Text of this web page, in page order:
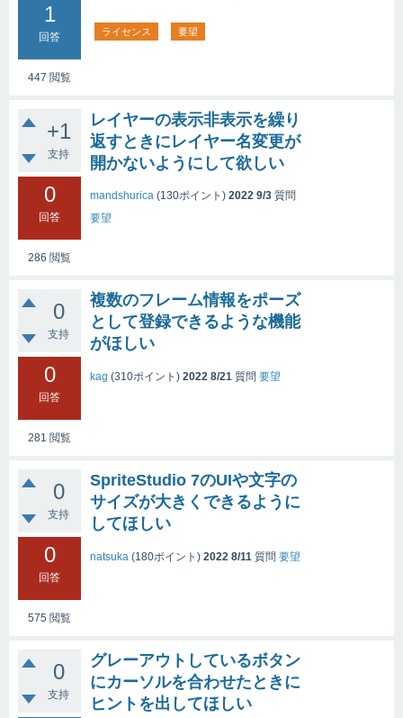
1
回答
447 閲覧
ライセンス 要望
+1
支持
0
回答
286 閲覧
レイヤーの表示非表示を繰り
返すときにレイヤー名変更が
開かないようにして欲しい
mandshurica (130ポイント) 2022 9/3 質問
要望
0
支持
0
回答
281 閲覧
複数のフレーム情報をポーズ
として登録できるような機能
がほしい
kag (310ポイント) 2022 8/21 質問 要望
0
支持
0
回答
575 閲覧
SpriteStudio 7のUIや文字の
サイズが大きくできるように
してほしい
natsuka (180ポイント) 2022 8/11 質問 要望
0
支持
グレーアウトしているボタン
にカーソルを合わせたときに
ヒントを出してほしい